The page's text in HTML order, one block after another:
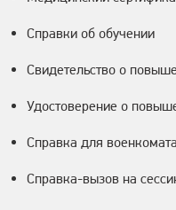
Справки об обучении
Свидетельство о
Удостоверение о
Справка для военкомата
Справка-вызов на